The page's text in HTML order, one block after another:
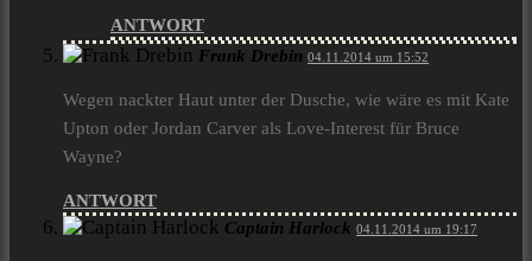
ANTWORT
Frank Drebin 04.11.2014 um 15:52
Wegen nackter Haut unter der Dusche, wie wäre es mit Kate
Upton oder Jordan Carver als Love-Interest für Bruce
Wayne?
ANTWORT
Captain Harlock 04.11.2014 um 19:17